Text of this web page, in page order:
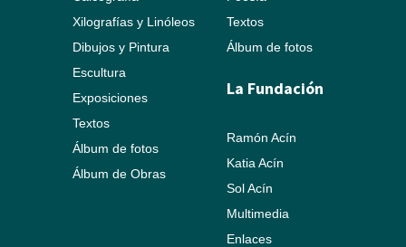
Xilografías y Linóleos
Dibujos y Pintura
Escultura
Exposiciones
Textos
Álbum de fotos
Álbum de Obras
Textos
Álbum de fotos
La Fundación
Ramón Acín
Katia Acín
Sol Acín
Multimedia
Enlaces